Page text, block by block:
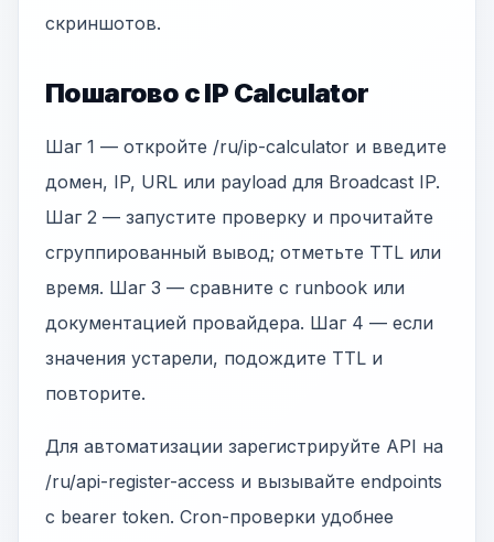
скриншотов.
Пошагово с IP Calculator
Шаг 1 — откройте /ru/ip-calculator и введите
домен, IP, URL или payload для Broadcast IP.
Шаг 2 — запустите проверку и прочитайте
сгруппированный вывод; отметьте TTL или
время. Шаг 3 — сравните с runbook или
документацией провайдера. Шаг 4 — если
значения устарели, подождите TTL и
повторите.
Для автоматизации зарегистрируйте API на
/ru/api-register-access и вызывайте endpoints
с bearer token. Cron-проверки удобнее